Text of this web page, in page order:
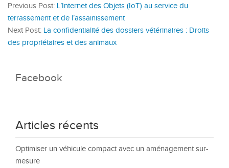
Previous Post: L’Internet des Objets (IoT) au service du
terrassement et de l’assainissement
Next Post: La confidentialité des dossiers vétérinaires : Droits
des propriétaires et des animaux
Facebook
Articles récents
Optimiser un véhicule compact avec un aménagement sur-
mesure